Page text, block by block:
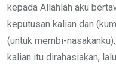
kepada Allahlah aku
keputusan kalian dan
(untuk membi-
kalian itu dirahasiakan,